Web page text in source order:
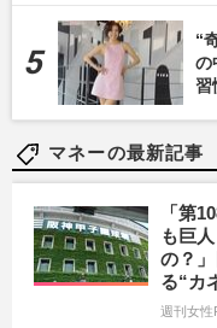
“
の
習
マネーの最新記事
「第
も巨
の？
る“カ
週刊女性